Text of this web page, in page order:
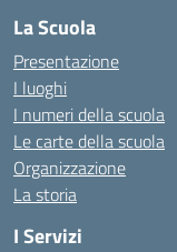
La Scuola
Presentazione
I luoghi
I numeri della scuola
Le carte della scuola
Organizzazione
La storia
I Servizi